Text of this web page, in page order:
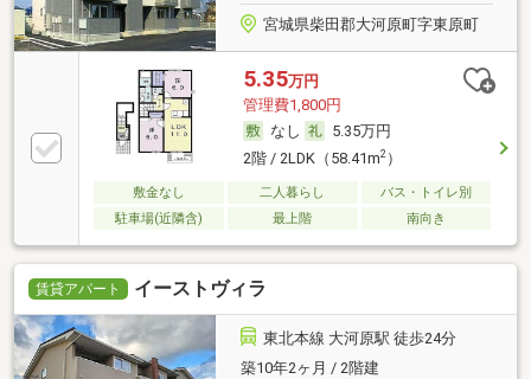
宮城県柴田郡大河原町字東原町
5.35万円
管理費1,800円
なし
5.35万円
2階 / 2LDK（58.41m2）
敷金なし 二人暮らし
バス・トイレ別
駐車場(近隣含)
最上階 南向き
賃貸アパート イーストヴィラ
東北本線 大河原駅 徒歩24分
築10年2ヶ月 / 2階建